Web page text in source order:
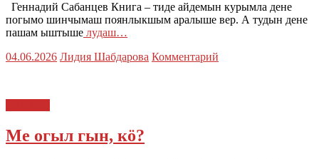
Геннадий Сабанцев Книга – тиде айдемын курымла дене
погымо шинчымаш поянлыкшым аралыше вер. А тудын дене
пашам ыштыше лудаш…
04.06.2026 Лидия Шабдарова Комментарий
Ме огыл гын, кӧ?